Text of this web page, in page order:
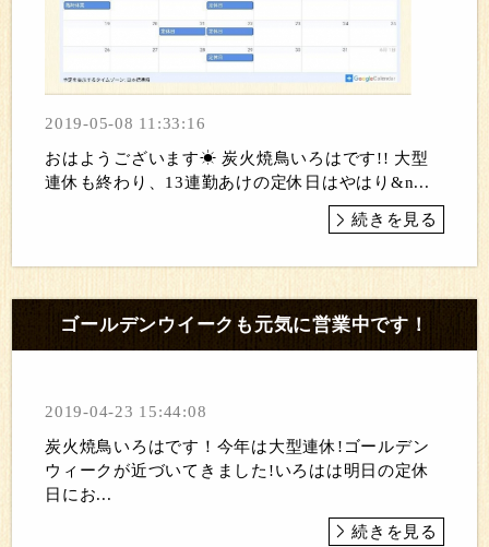
2019-05-08 11:33:16
おはようございます☀ 炭火焼鳥いろはです!! 大型
連休も終わり、13連勤あけの定休日はやはり&n...
続きを見る
ゴールデンウイークも元気に営業中です！
2019-04-23 15:44:08
炭火焼鳥いろはです！今年は大型連休!ゴールデン
ウィークが近づいてきました!いろはは明日の定休
日にお...
続きを見る